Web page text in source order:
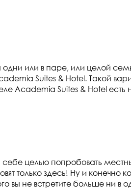
одни или в паре, или целой
Suites & Hotel. Такой
Academia Suites & Hotel
себе целью попробовать
только здесь! Ну и
вы не встретите больше ни в